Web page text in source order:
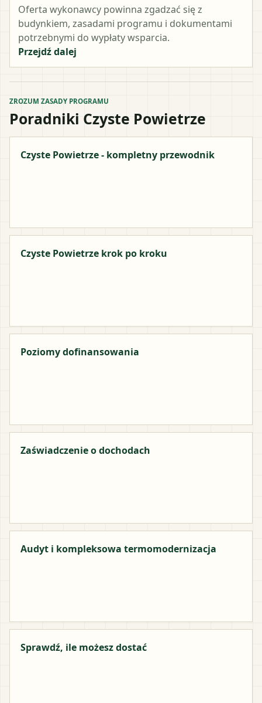
Oferta wykonawcy powinna zgadzać się z
budynkiem, zasadami programu i dokumentami
potrzebnymi do wypłaty wsparcia.
Przejdź dalej
ZROZUM ZASADY PROGRAMU
Poradniki Czyste Powietrze
Czyste Powietrze - kompletny przewodnik
Czyste Powietrze krok po kroku
Poziomy dofinansowania
Zaświadczenie o dochodach
Audyt i kompleksowa termomodernizacja
Sprawdź, ile możesz dostać